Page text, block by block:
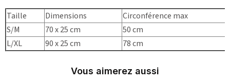
Taille
Dimensions
Circonférence max
S/M
70 x 25 cm
50 cm
L/XL
90 x 25 cm 78 cm
Vous aimerez aussi